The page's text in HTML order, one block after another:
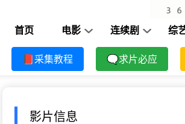
首页 电影 连续剧 综
📕采集教程 🗨求片必应
影片信息